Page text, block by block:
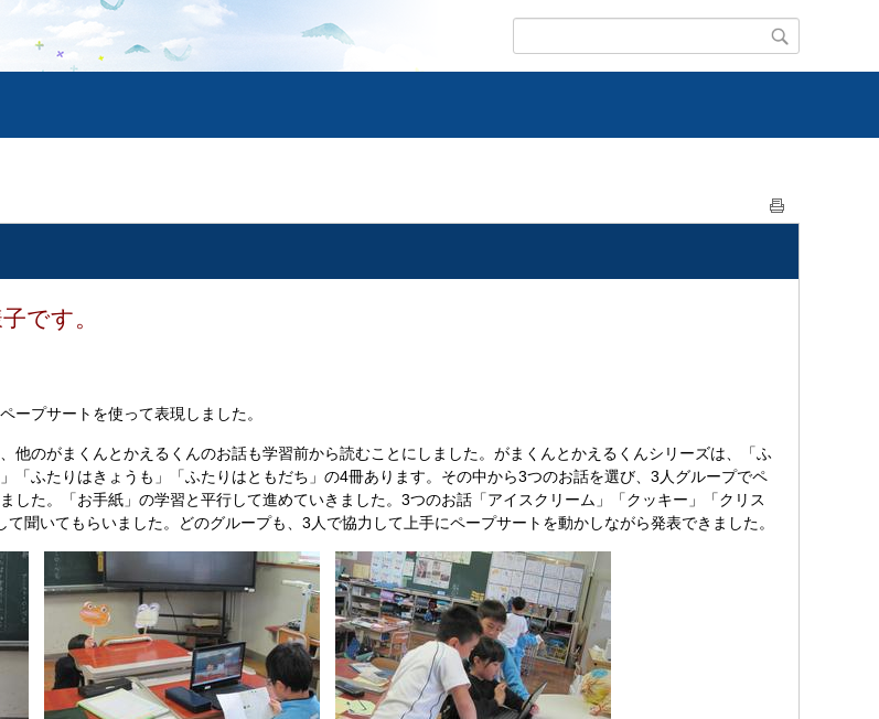
です。
ープサートを使って表現しました。
他のがまくんとかえるくんのお話も学習前から読むことにしました。がまくんとかえるくんシリーズは、「ふ
「ふたりはきょうも」「ふたりはともだち」の4冊あります。その中から3つのお話を選び、3人グループでペ
した。「お手紙」の学習と平行して進めていきました。3つのお話「アイスクリーム」「クッキー」「クリス
聞いてもらいました。どのグループも、3人で協力して上手にペープサートを動かしながら発表できました。